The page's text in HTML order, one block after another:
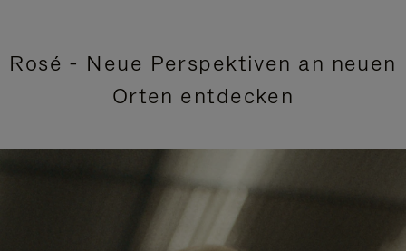
Rosé - Neue Perspektiven an neuen
Orten entdecken